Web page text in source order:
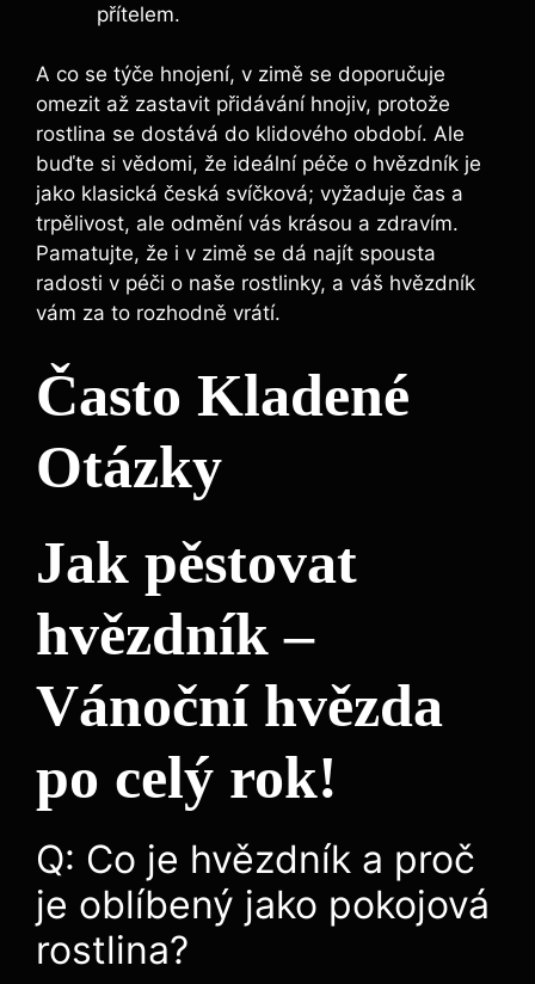
přítelem.
A co se týče hnojení, v zimě se doporučuje
omezit až zastavit přidávání hnojiv, protože
rostlina se dostává do klidového období. Ale
buďte si vědomi, že ideální péče o hvězdník je
jako klasická česká svíčková; vyžaduje čas a
trpělivost, ale odmění vás krásou a zdravím.
Pamatujte, že i v zimě se dá najít spousta
radosti v péči o naše rostlinky, a váš hvězdník
vám za to rozhodně vrátí.
Často Kladené
Otázky
Jak pěstovat
hvězdník –
Vánoční hvězda
po celý rok!
Q: Co je hvězdník a proč
je oblíbený jako pokojová
rostlina?